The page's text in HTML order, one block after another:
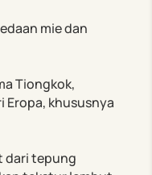
mie dan
Tiongkok,
Eropa, khususnya
dari tepung